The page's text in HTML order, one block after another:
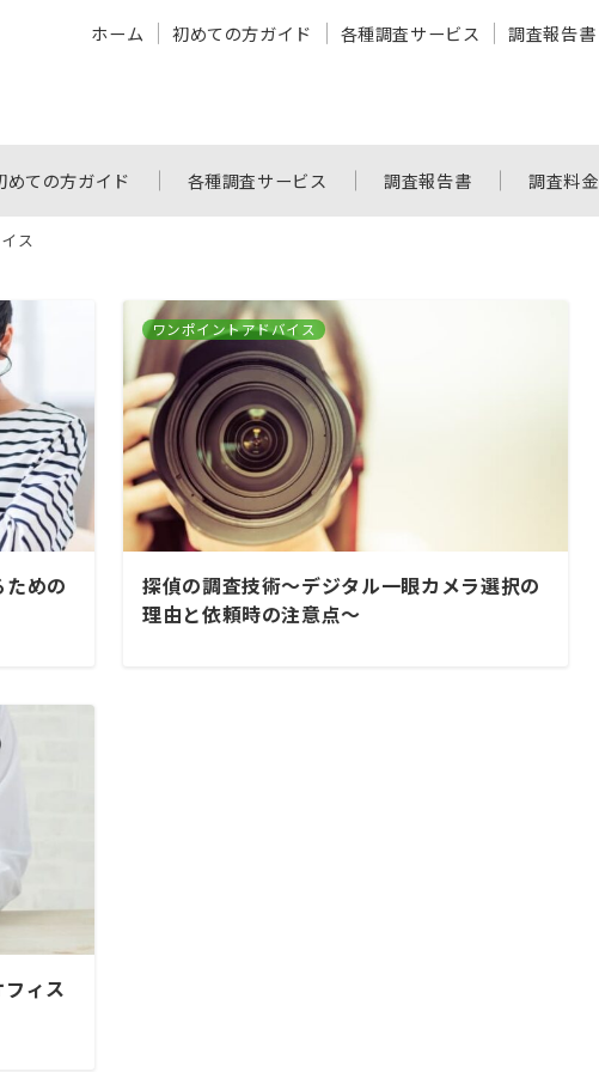
めての方ガイド 各種調査サービス 調査報告書 調査料金
ホーム 初めての方ガイド 各種調査サービス 調査報告書
ス
めの
ワンポイントアドバイス
探偵の調査技術～デジタル一眼カメラ選択の
理由と依頼時の注意点～
ィス